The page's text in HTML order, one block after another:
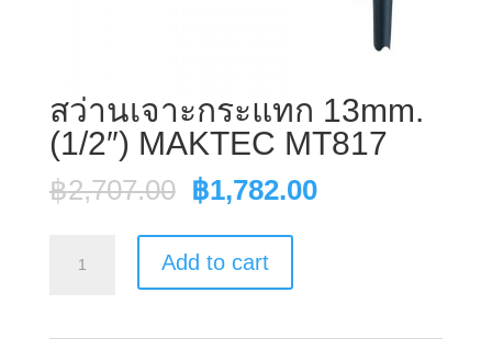
สว่านเจาะกระแทก 13mm.
(1/2″) MAKTEC MT817
฿2,707.00 Original
was:
฿2,707.00.
฿1,782.00Current
13mm.
Add to cart